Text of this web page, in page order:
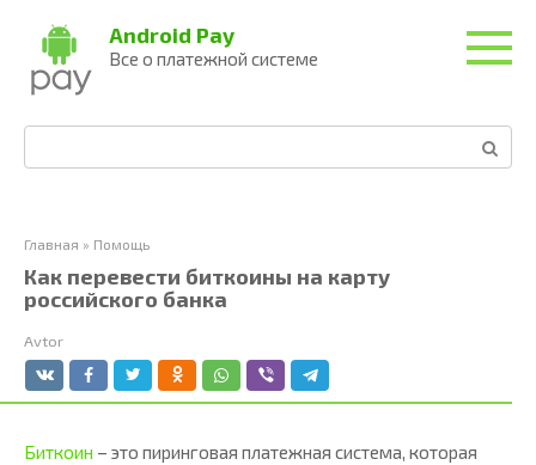
контенту
Android Pay
Все о платежной системе
Главная » Помощь
Как перевести биткоины на карту
российского банка
Avtor
Биткоин – это пиринговая платежная система, которая